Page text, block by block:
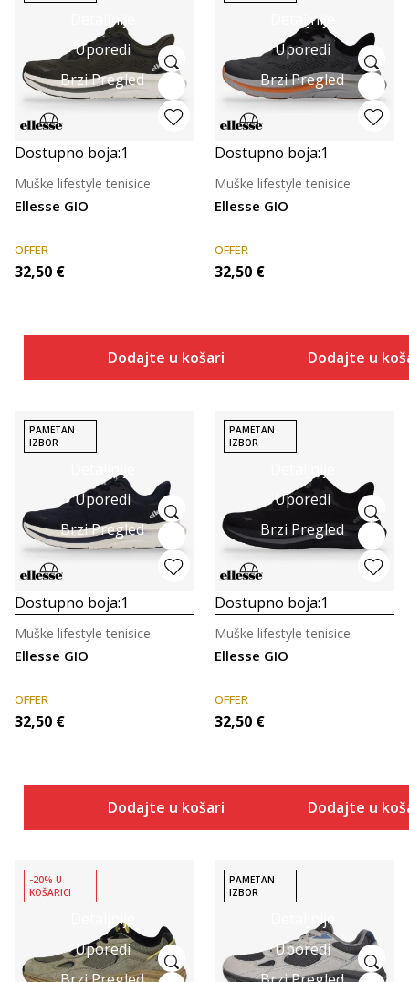
Detaljnije
Uporedi
Brzi Pregled
Dostupno boja:1
Ellesse GIO
Muške lifestyle tenisice
OFFER
32,50 €
Dodajte u košaricu
Detaljnije
Uporedi
Brzi Pregled
Dostupno boja:1
Ellesse GIO
Muške lifestyle tenisice
OFFER
32,50 €
Dodajte u
Uporedi
Brzi Pregled
PAMETAN
IZBOR
Dostupno boja:1
Ellesse GIO
Muške lifestyle tenisice
OFFER
32,50 €
Dodajte u košaricu
Uporedi
Brzi Pregled
PAMETAN
IZBOR
Dostupno boja:1
Ellesse GIO
Muške lifestyle tenisice
OFFER
32,50 €
Dodajte u
Detaljnije
Uporedi
-20% U
KOŠARICI
Detaljnije
Uporedi
PAMETAN
IZBOR